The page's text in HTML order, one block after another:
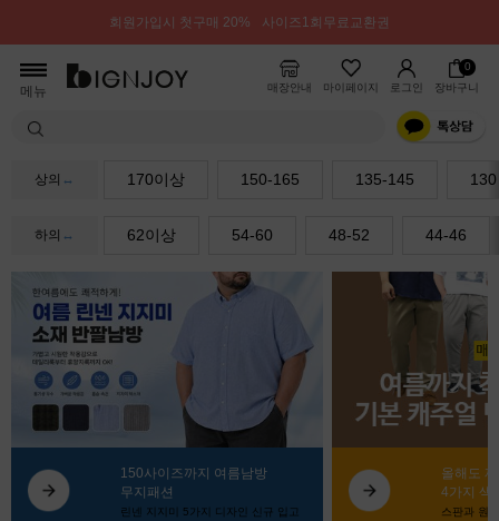
회원가입시 첫구매 20% 사이즈1회무료교환권
메뉴 매장안내 마이페이지 로그인
0
장바구니
상의 ↔ 170이상 150-165 135-145 130
하의 ↔ 62이상 54-60 48-52 44-46
150사이즈까지 여름남방
무지패션
린넨 지지미 5가지 디자인 신규 입고
올해도
4가지 색
스판과 원